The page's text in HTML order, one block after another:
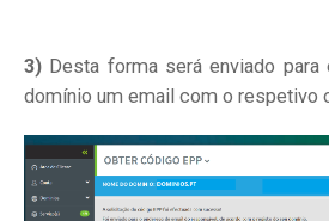
3) Desta forma será enviado
domínio um email com o respetivo